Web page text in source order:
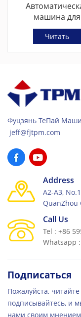
машина для
производства
цементного
Читать
Фуцзянь ТеПай
jeff@fjtpm.com
Address
A2-A3,
QuanZhou
Call Us
Tel : +86
Whatsapp
Подписаться
Пожалуйста,
подписывайтесь, и
нами своим